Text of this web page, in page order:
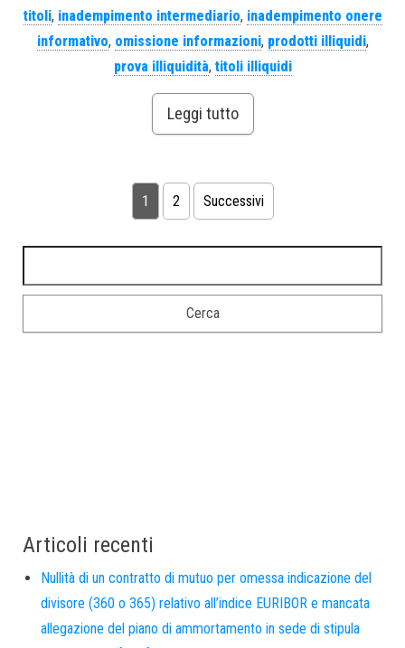
titoli, inadempimento intermediario, inadempimento onere
informativo, omissione informazioni, prodotti illiquidi,
prova illiquidità, titoli illiquidi
Leggi tutto
1 2 Successivi
Articoli recenti
Nullità di un contratto di mutuo per omessa indicazione del
divisore (360 o 365) relativo all’indice EURIBOR e mancata
allegazione del piano di ammortamento in sede di stipula